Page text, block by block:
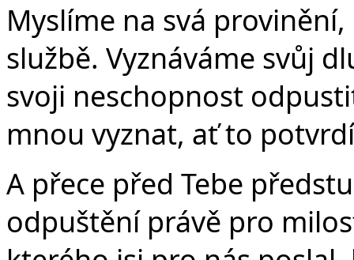
Myslíme na svá
službě. Vyznáváme svůj
svoji neschopnost
mnou vyznat, ať to
A přece před Tebe
odpuštění právě pro